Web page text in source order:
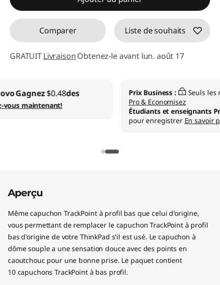
i
Comparer Liste de souhaits
GRATUITLivraisonObtenez-le avant lun. août 17
Prix Business : Seuls les membresRejoignez Lenovo
Pro & Economisez
Étudiants et enseignants Prix :
Vérifier dans le panier
Aperçu
Même capuchon TrackPoint à profil bas que celui d'origine,
vous permettant de remplacer le capuchon TrackPoint à profil
bas d'origine de votre ThinkPad s'il est usé. Le capuchon à
dôme souple a une sensation douce avec des points en
caoutchouc pour une bonne prise. Le paquet contient
10 capuchons TrackPoint à bas profil.